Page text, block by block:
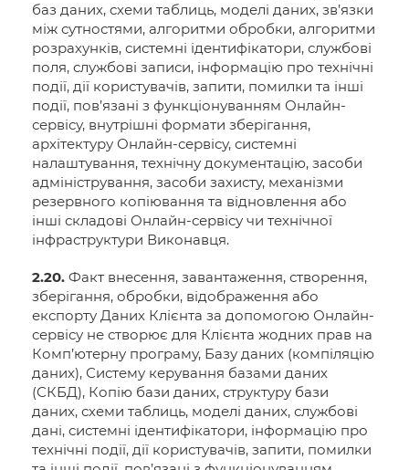
баз даних, схеми таблиць, моделі даних, зв’язки
між сутностями, алгоритми обробки, алгоритми
розрахунків, системні ідентифікатори, службові
поля, службові записи, інформацію про технічні
події, дії користувачів, запити, помилки та інші
події, пов’язані з функціонуванням Онлайн-
сервісу, внутрішні формати зберігання,
архітектуру Онлайн-сервісу, системні
налаштування, технічну документацію, засоби
адміністрування, засоби захисту, механізми
резервного копіювання та відновлення або
інші складові Онлайн-сервісу чи технічної
інфраструктури Виконавця.
2.20. Факт внесення, завантаження, створення,
зберігання, обробки, відображення або
експорту Даних Клієнта за допомогою Онлайн-
сервісу не створює для Клієнта жодних прав на
Комп’ютерну програму, Базу даних (компіляцію
даних), Систему керування базами даних
(СКБД), Копію бази даних, структуру бази
даних, схеми таблиць, моделі даних, службові
дані, системні ідентифікатори, інформацію про
технічні події, дії користувачів, запити, помилки